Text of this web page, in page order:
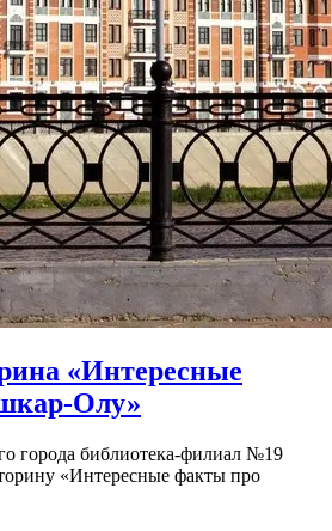
«Интересные
Олу»
города библиотека-филиал №19
«Интересные факты про